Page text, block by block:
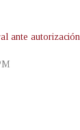
ante autorización